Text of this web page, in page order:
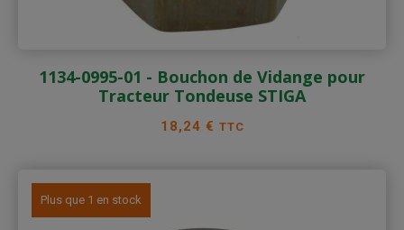
1134-0995-01 - Bouchon de Vidange pour
Tracteur Tondeuse STIGA
Prix
18,24 € TTC
Plus que 1 en stock